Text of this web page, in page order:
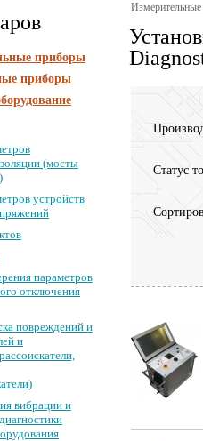
приборы
приборы
(мосты
устройств
параметров
отключения
повреждений и
и
вибрации и
Статус